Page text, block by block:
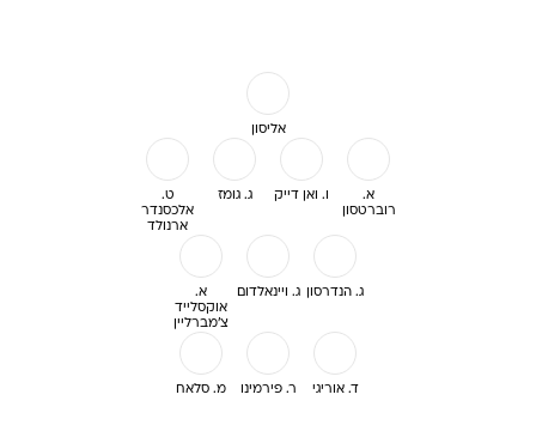
אליסון
ט.
אלכסנדר
ארנולד
ג. גומז ו. ואן דייק
א.
רוברטסון
א.
אוקסלייד
צ'מברליין
ג. ויינאלדום ג. הנדרסון
מ. סלאח ר. פירמינו ד. אוריגי